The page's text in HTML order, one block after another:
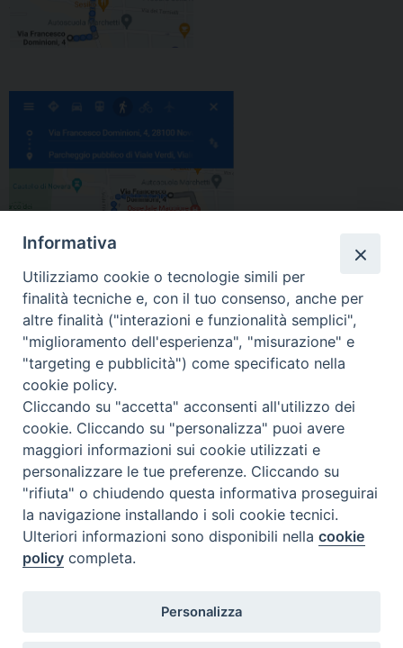
Nuova sede VITA NASCENTE
via Dominioni, 4 - 28100 Novara
Informativa
Utilizziamo cookie o tecnologie simili per
finalità tecniche e, con il tuo consenso, anche per
altre finalità ("interazioni e funzionalità semplici",
"miglioramento dell'esperienza", "misurazione" e
"targeting e pubblicità") come specificato nella
cookie policy.
Cliccando su "accetta" acconsenti all'utilizzo dei
cookie. Cliccando su "personalizza" puoi avere
maggiori informazioni sui cookie utilizzati e
personalizzare le tue preferenze. Cliccando su
"rifiuta" o chiudendo questa informativa proseguirai
la navigazione installando i soli cookie tecnici.
Ulteriori informazioni sono disponibili nellacookie
policy completa.
Personalizza